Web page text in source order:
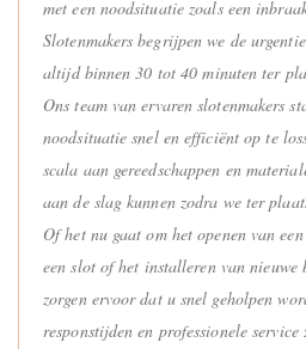
met een noodsituatie zoals een
Slotenmakers begrijpen we de
altijd binnen 30 tot 40 minuten ter
Ons team van ervaren slotenmakers
noodsituatie snel en efficiënt op te
scala aan gereedschappen en
aan de slag kunnen zodra we ter
Of het nu gaat om het openen van
een slot of het installeren van nieuwe
zorgen ervoor dat u snel geholpen
responstijden en professionele